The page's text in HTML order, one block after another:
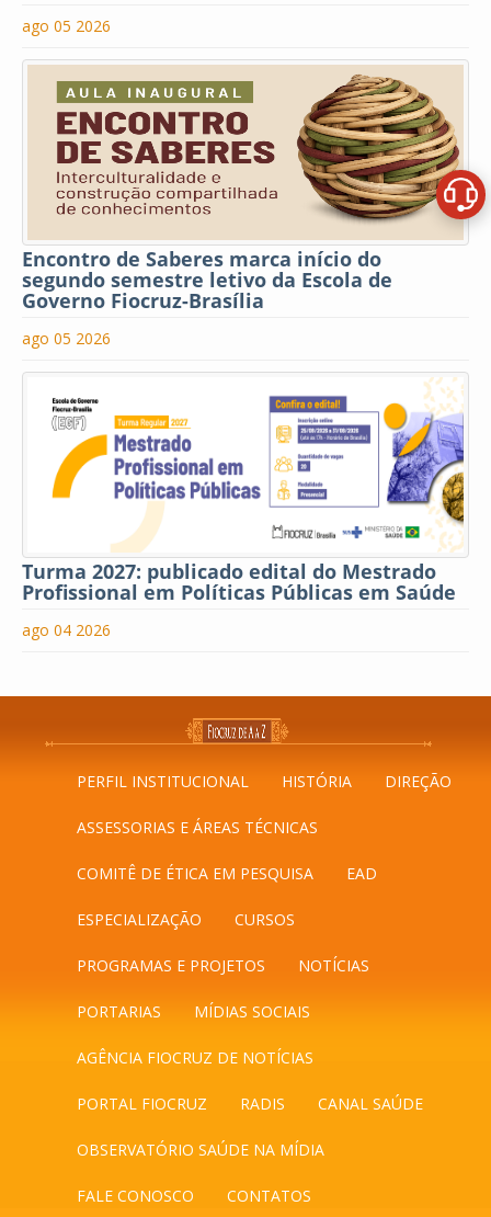
ago 05 2026
Encontro de Saberes marca início do
segundo semestre letivo da Escola de
Governo Fiocruz-Brasília
ago 05 2026
Turma 2027: publicado edital do Mestrado
Profissional em Políticas Públicas em Saúde
ago 04 2026
PERFIL INSTITUCIONAL HISTÓRIA DIREÇÃO
ASSESSORIAS E ÁREAS TÉCNICAS
COMITÊ DE ÉTICA EM PESQUISA EAD
ESPECIALIZAÇÃO CURSOS
PROGRAMAS E PROJETOS NOTÍCIAS
PORTARIAS MÍDIAS SOCIAIS
AGÊNCIA FIOCRUZ DE NOTÍCIAS
PORTAL FIOCRUZ RADIS CANAL SAÚDE
OBSERVATÓRIO SAÚDE NA MÍDIA
FALE CONOSCO CONTATOS